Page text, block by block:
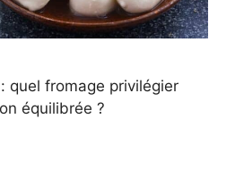
quel fromage privilégier
équilibrée ?